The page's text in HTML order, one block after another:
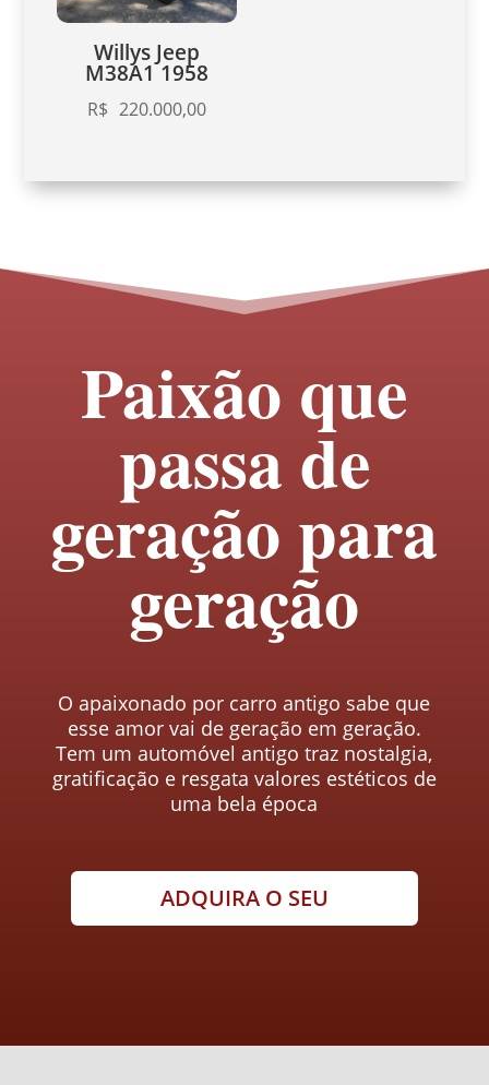
Willys Jeep
M38A1 1958
R$ 220.000,00
Paixão que
passa de
geração para
geração
O apaixonado por carro antigo sabe que
esse amor vai de geração em geração.
Tem um automóvel antigo traz nostalgia,
gratificação e resgata valores estéticos de
uma bela época
ADQUIRA O SEU